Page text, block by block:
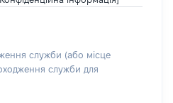
служби (або місце
служби для